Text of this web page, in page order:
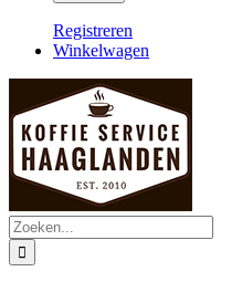
Registreren
Winkelwagen
Zoeken
naar: